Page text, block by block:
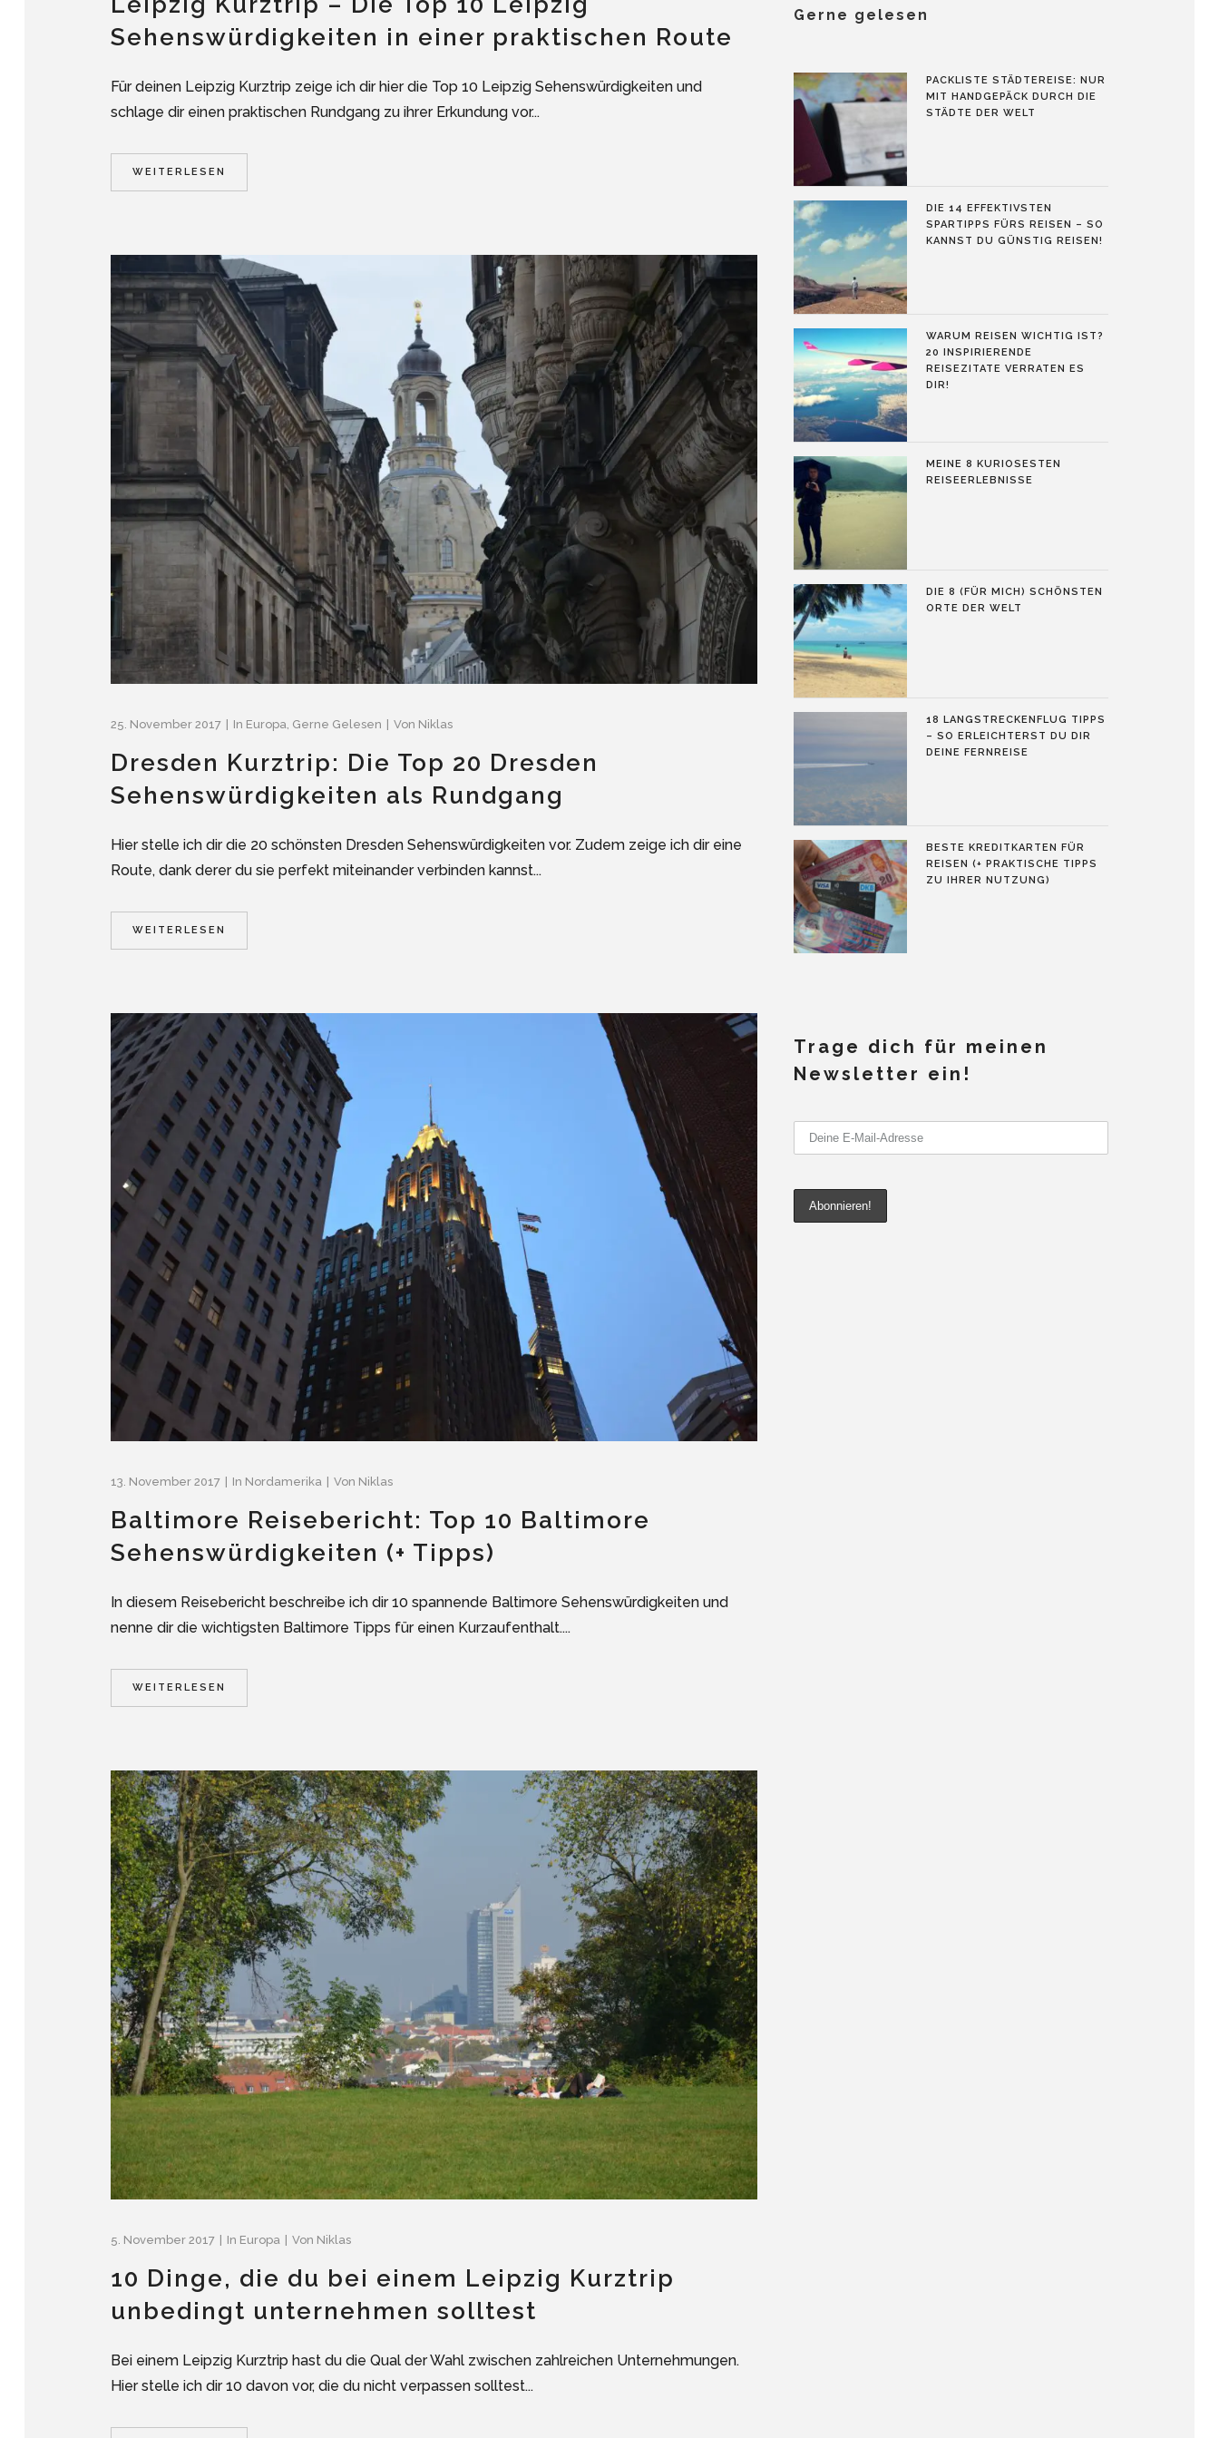
Sehenswürdigkeiten in einer praktischen Route
Für deinen Leipzig Kurztrip zeige ich dir hier die Top 10 Leipzig Sehenswürdigkeiten und
schlage dir einen praktischen Rundgang zu ihrer Erkundung vor...
WEITERLESEN
25. November 2017 In Europa Gerne Gelesen Von Niklas
Dresden Kurztrip: Die Top 20 Dresden
Sehenswürdigkeiten als Rundgang
Hier stelle ich dir die 20 schönsten Dresden Sehenswürdigkeiten vor. Zudem zeige ich dir eine
Route, dank derer du sie perfekt miteinander verbinden kannst...
WEITERLESEN
13. November 2017 In Nordamerika Von Niklas
Baltimore Reisebericht: Top 10 Baltimore
Sehenswürdigkeiten (+ Tipps)
In diesem Reisebericht beschreibe ich dir 10 spannende Baltimore Sehenswürdigkeiten und
nenne dir die wichtigsten Baltimore Tipps für einen Kurzaufenthalt....
WEITERLESEN
5. November 2017 In Europa Von Niklas
10 Dinge, die du bei einem Leipzig Kurztrip
unbedingt unternehmen solltest
Bei einem Leipzig Kurztrip hast du die Qual der Wahl zwischen zahlreichen Unternehmungen.
Hier stelle ich dir 10 davon vor, die du nicht verpassen solltest...
Gerne gelesen
PACKLISTE STÄDTEREISE: NUR
MIT HANDGEPÄCK DURCH DIE
STÄDTE DER WELT
DIE 14 EFFEKTIVSTEN
SPARTIPPS FÜRS REISEN – SO
KANNST DU GÜNSTIG REISEN!
WARUM REISEN WICHTIG IST?
20 INSPIRIERENDE
REISEZITATE VERRATEN ES
DIR!
MEINE 8 KURIOSESTEN
REISEERLEBNISSE
DIE 8 (FÜR MICH) SCHÖNSTEN
ORTE DER WELT
18 LANGSTRECKENFLUG TIPPS
– SO ERLEICHTERST DU DIR
DEINE FERNREISE
BESTE KREDITKARTEN FÜR
REISEN (+ PRAKTISCHE TIPPS
ZU IHRER NUTZUNG)
Trage dich für meinen
Newsletter ein!